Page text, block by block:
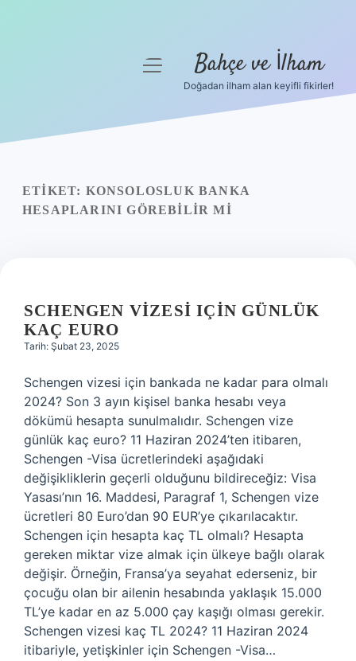
Yasal Uyarı
menüyü
Bahçe ve İlham
Doğadan ilham alan keyifli fikirler!
ETIKET: KONSOLOSLUK BANKA
HESAPLARINI GÖREBILIR MI
SCHENGEN VIZESI IÇIN GÜNLÜK
KAÇ EURO
Tarih: Şubat 23, 2025
Schengen vizesi için bankada ne kadar para olmalı
2024? Son 3 ayın kişisel banka hesabı veya
dökümü hesapta sunulmalıdır. Schengen vize
günlük kaç euro? 11 Haziran 2024’ten itibaren,
Schengen -Visa ücretlerindeki aşağıdaki
değişikliklerin geçerli olduğunu bildireceğiz: Visa
Yasası’nın 16. Maddesi, Paragraf 1, Schengen vize
ücretleri 80 Euro’dan 90 EUR’ye çıkarılacaktır.
Schengen için hesapta kaç TL olmalı? Hesapta
gereken miktar vize almak için ülkeye bağlı olarak
değişir. Örneğin, Fransa’ya seyahat ederseniz, bir
çocuğu olan bir ailenin hesabında yaklaşık 15.000
TL’ye kadar en az 5.000 çay kaşığı olması gerekir.
Schengen vizesi kaç TL 2024? 11 Haziran 2024
itibariyle, yetişkinler için Schengen -Visa…